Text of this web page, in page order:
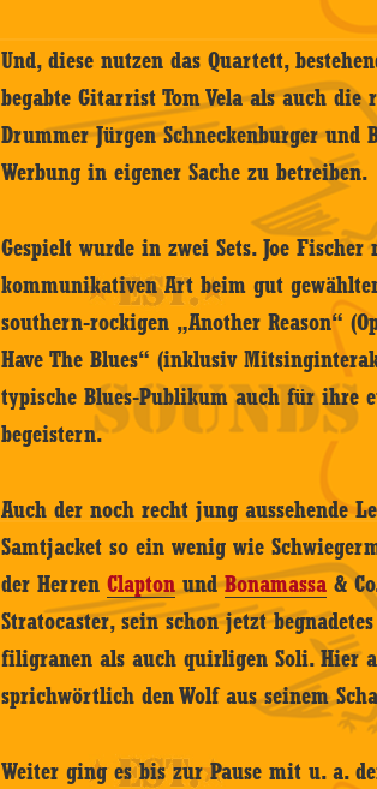
Und, diese nutzen das Quartett,
begabte Gitarrist Tom Vela als auch
Drummer Jürgen Schneckenburger
Werbung in eigener Sache zu betreiben.
Gespielt wurde in zwei Sets. Joe
kommunikativen Art beim gut
southern-rockigen „Another Reason“
Have The Blues“ (inklusiv
typische Blues-Publikum auch für ihre
begeistern.
Auch der noch recht jung aussehende
Samtjacket so ein wenig wie
der HerrenClaptonundBonamassa &
Stratocaster, sein schon jetzt
filigranen als auch quirligen Soli. Hier
sprichwörtlich den Wolf aus seinem
Weiter ging es bis zur Pause mit u. a.